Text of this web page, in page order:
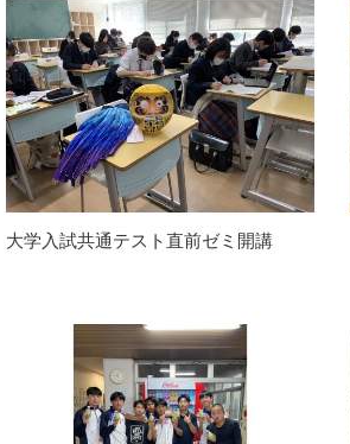
大学入試共通テスト直前ゼミ開講